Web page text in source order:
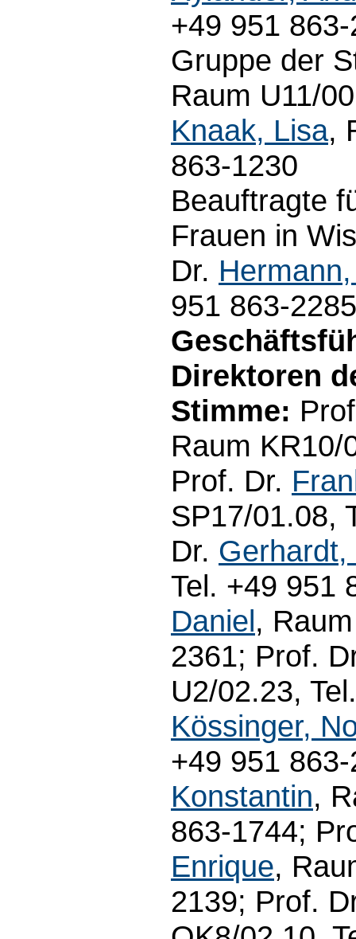
+49 951 863-
Gruppe der
Raum U11/
Knaak, Lisa,
863-1230
Beauftragte
Frauen in
Dr.
951 863-2285
Direktoren
Stimme:
Raum KR10/
Prof. Dr.
SP17/01.08,
Dr.
Tel. +49 951
Daniel,
2361; Prof.
U2/02.23,
Kössinger,
+49 951
Konstantin,
863-1744;
Enrique,
2139; Prof.